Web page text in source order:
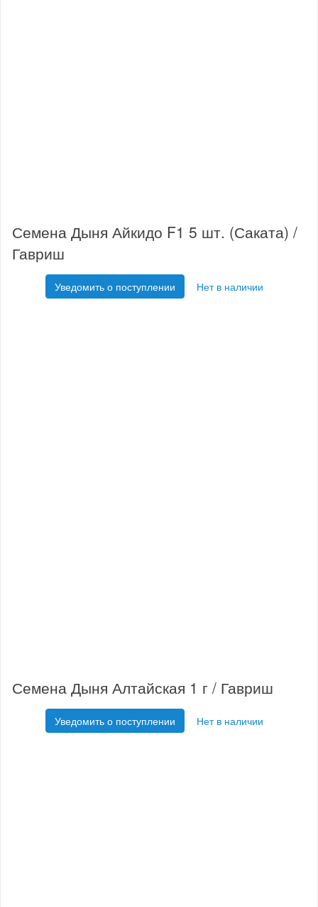
Семена Дыня Айкидо F1 5 шт. (Саката) /
Гавриш
Уведомить о поступлении Нет в наличии
Семена Дыня Алтайская 1 г / Гавриш
Уведомить о поступлении Нет в наличии